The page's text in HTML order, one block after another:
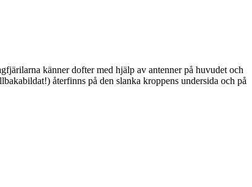
känner dofter med hjälp av antenner på huvudet och
återfinns på den slanka kroppens undersida och på